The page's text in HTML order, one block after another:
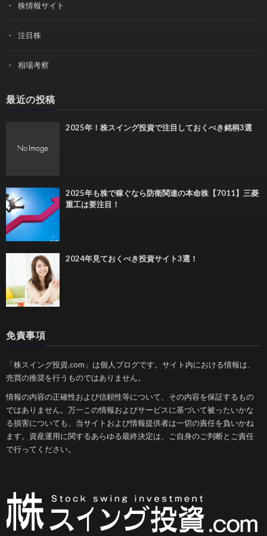
株情報サイト
注目株
相場考察
最近の投稿
2025年！株スイング投資で注目しておくべき銘柄3選
2025年も株で稼ぐなら防衛関連の本命株【7011】三菱
重工は要注目！
2024年見ておくべき投資サイト3選！
免責事項
「株スイング投資.com」は個人ブログです。サイト内における情報は、
売買の推奨を行うものではありません。
情報の内容の正確性および信頼性等について、その内容を保証するもの
ではありません。万一この情報およびサービスに基づいて被ったいかな
る損害についても、当サイトおよび情報提供者は一切の責任を負いかね
ます。資産運用に関するあらゆる最終決定は、ご自身のご判断とご責任
で行ってください。